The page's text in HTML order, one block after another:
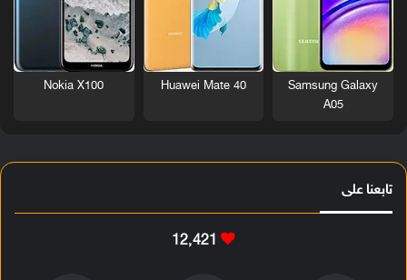
Samsung Galaxy
A05
Huawei Mate 40
Nokia X100
تابعنا على
12٬421